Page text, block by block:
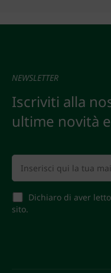
NEWSLETTER
Iscriviti alla
ultime novità
Dichiaro di aver
sito.